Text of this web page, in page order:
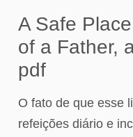
A Safe
of a Father,
pdf
O fato de que esse
refeições diário e